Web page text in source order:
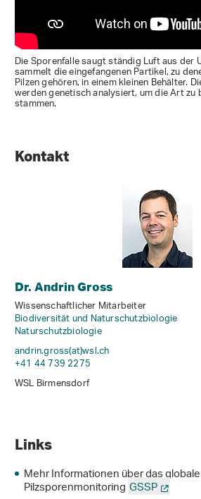
Die Sporenfalle saugt ständig Luft aus der
sammelt die eingefangenen Partikel, zu
Pilzen gehören, in einem kleinen Behälter.
werden genetisch analysiert, um die Art
stammen.
Kontakt
Dr. Andrin Gross
Wissenschaftlicher Mitarbeiter
Biodiversität und Naturschutzbiologie
Naturschutzbiologie
andrin.gross(at)wsl.ch
+41 44 739 2275
WSL Birmensdorf
Links
Mehr Informationen über das globale
PilzsporenmonitoringGSSP